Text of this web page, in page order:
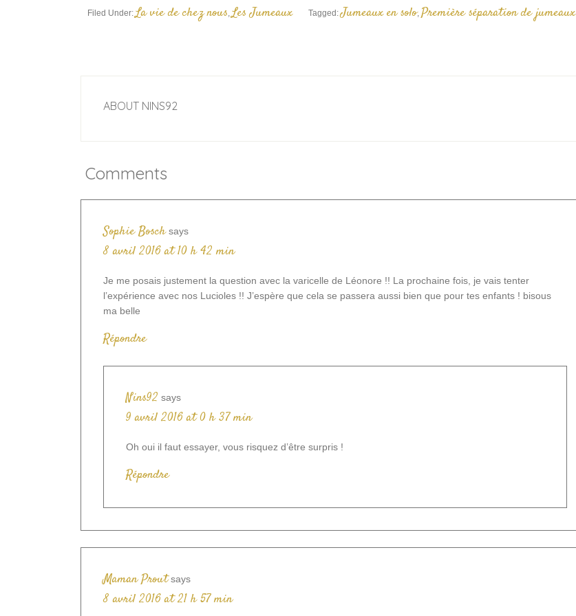
Filed Under: La vie de chez nous, Les Jumeaux Tagged:Jumeaux en solo, Première séparation de jumeaux
ABOUT NINS92
Comments
Sophie Bosch says
8 avril 2016 at 10 h 42 min
Je me posais justement la question avec la varicelle de Léonore !! La prochaine fois, je vais tenter
l’expérience avec nos Lucioles !! J’espère que cela se passera aussi bien que pour tes enfants ! bisous
ma belle
Répondre
Nins92 says
9 avril 2016 at 0 h 37 min
Oh oui il faut essayer, vous risquez d’être surpris !
Répondre
Maman Prout says
8 avril 2016 at 21 h 57 min